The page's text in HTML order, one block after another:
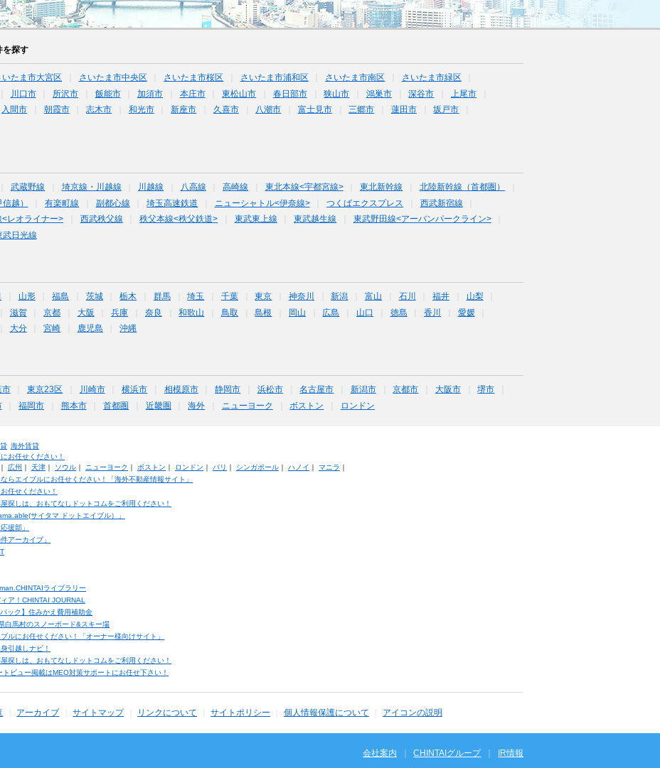
を探す
いたま市大宮区 さいたま市中央区 さいたま市桜区 さいたま市浦和区 さいたま市南区
さいたま市緑区
川口市 所沢市 飯能市 加須市 本庄市 東松山市 春日部市 狭山市 鴻巣市 深谷市
上尾市
入間市 朝霞市 志木市 和光市 新座市 久喜市 八潮市 富士見市 三郷市 蓮田市
坂戸市
武蔵野線 埼京線・川越線 川越線 八高線 高崎線 東北本線<宇都宮線> 東北新幹線
北陸新幹線（首都圏）
越） 有楽町線 副都心線 埼玉高速鉄道 ニューシャトル<伊奈線> つくばエクスプレス
西武新宿線
<レオライナー> 西武秩父線 秩父本線<秩父鉄道> 東武東上線 東武越生線
東武野田線<アーバンパークライン>
武日光線
山形 福島 茨城 栃木 群馬 埼玉 千葉 東京 神奈川 新潟 富山 石川 福井
山梨
滋賀 京都 大阪 兵庫 奈良 和歌山 鳥取 島根 岡山 広島 山口 徳島 香川
愛媛
大分 宮崎 鹿児島 沖縄
市 東京23区 川崎市 横浜市 相模原市 静岡市 浜松市 名古屋市 新潟市 京都市 大阪市
堺市
福岡市 熊本市 首都圏 近畿圏 海外 ニューヨーク ボストン ロンドン
海外賃貸
お任せください！
｜ 広州 ｜ 天津｜ ソウル｜ ニューヨーク ｜ ボストン ｜ ロンドン ｜ パリ ｜ シンガポール｜ ハノイ ｜ マニラ ｜
らエイブルにお任せください！「海外不動産情報サイト」
任せください！
探しは、おもてなしドットコムをご利用ください！
サイタマ ドットエイブル）」
援部」
アーカイブ」
ライブラリー
ア！CHINTAI JOURNAL
ック】住みかえ費用補助金
白馬村のスノーボード&スキー場
ルにお任せください！「オーナー様向けサイト」
引越しナビ！
探しは、おもてなしドットコムをご利用ください！
ビュー掲載はMEO対策サポートにお任せ下さい！
アーカイブ サイトマップ リンクについて サイトポリシー 個人情報保護について アイコンの説明
会社案内 CHINTAIグループ IR情報